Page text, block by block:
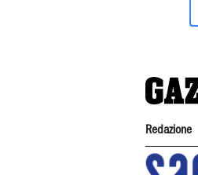
Redazione